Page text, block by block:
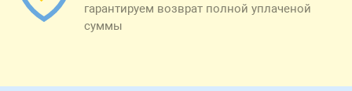
гарантируем возврат полной уплаченой
суммы